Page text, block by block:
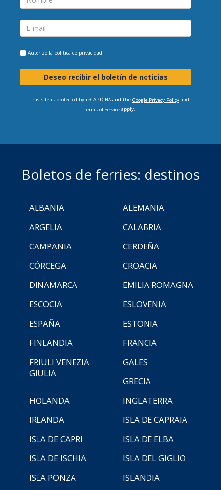
Autorizo la política de privacidad
Deseo recibir el boletín de noticias
This site is protected by reCAPTCHA and the Google Privacy Policyand
Terms of Serviceapply.
Boletos de ferries: destinos
ALBANIA
ALEMANIA
ARGELIA
CALABRIA
CAMPANIA
CERDEÑA
CÓRCEGA
CROACIA
DINAMARCA
EMILIA ROMAGNA
ESCOCIA
ESLOVENIA
ESPAÑA
ESTONIA
FINLANDIA
FRANCIA
FRIULI VENEZIA
GIULIA
GALES
GRECIA
HOLANDA
INGLATERRA
IRLANDA
ISLA DE CAPRAIA
ISLA DE CAPRI
ISLA DE ELBA
ISLA DE ISCHIA
ISLA DEL GIGLIO
ISLA PONZA
ISLANDIA